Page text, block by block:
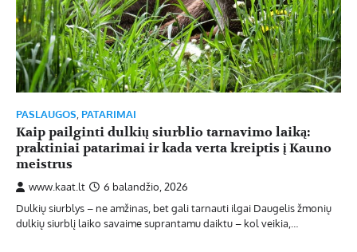
PASLAUGOS PATARIMAI
Kaip pailginti dulkių siurblio tarnavimo laiką:
praktiniai patarimai ir kada verta kreiptis į Kauno
meistrus
www.kaat.lt
6 balandžio, 2026
Dulkių siurblys – ne amžinas, bet gali tarnauti ilgai Daugelis žmonių
dulkių siurblį laiko savaime suprantamu daiktu – kol veikia,…